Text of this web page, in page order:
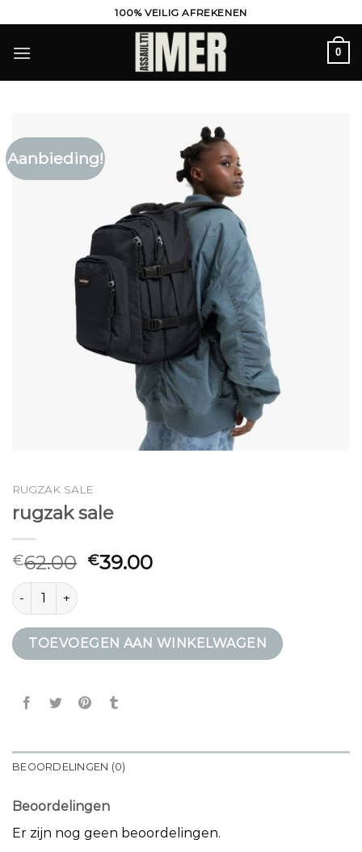
naar
inhoud
100% VEILIG AFREKENEN
0
Aanbieding!
RUGZAK SALE
rugzak sale
€62.00 €39.00
rugzak sale aantal
TOEVOEGEN AAN WINKELWAGEN
BEOORDELINGEN (0)
Beoordelingen
Er zijn nog geen beoordelingen.